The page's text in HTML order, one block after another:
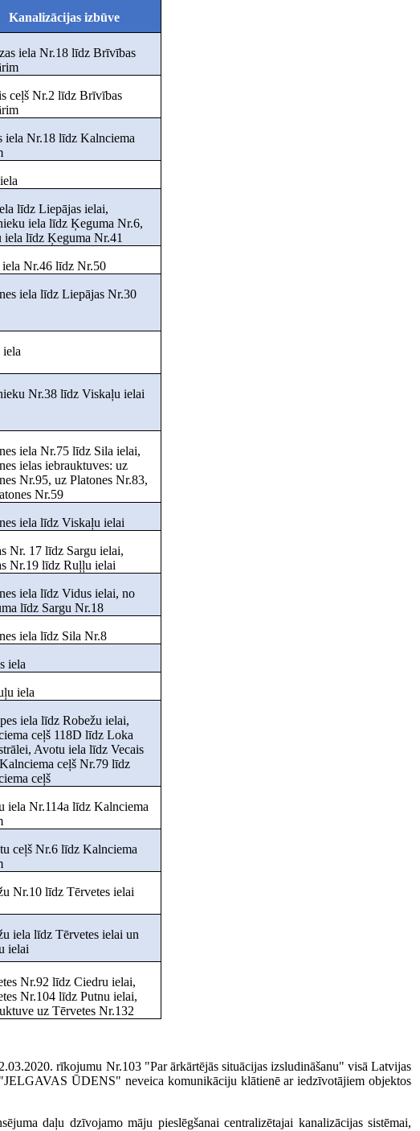
Kanalizācijas izbūve
iela Nr.18 līdz Brīvības
ceļš Nr.2 līdz Brīvības
iela Nr.18 līdz Kalnciema
līdz Liepājas ielai,
iela līdz Ķeguma Nr.6,
iela līdz Ķeguma Nr.41
Nr.46 līdz Nr.50
iela līdz Liepājas Nr.30
Nr.38 līdz Viskaļu ielai
iela Nr.75 līdz Sila ielai,
ielas iebrauktuves: uz
Nr.95, uz Platones Nr.83,
Nr.59
iela līdz Viskaļu ielai
Nr. 17 līdz Sargu ielai,
Nr.19 līdz Ruļļu ielai
iela līdz Vidus ielai, no
līdz Sargu Nr.18
iela līdz Sila Nr.8
iela
iela
iela līdz Robežu ielai,
ceļš 118D līdz Loka
Avotu iela līdz Vecais
ceļš Nr.79 līdz
ceļš
iela Nr.114a līdz Kalnciema
ceļš Nr.6 līdz Kalnciema
Nr.10 līdz Tērvetes ielai
iela līdz Tērvetes ielai un
ielai
Nr.92 līdz Ciedru ielai,
Nr.104 līdz Putnu ielai,
uz Tērvetes Nr.132
rīkojumu Nr.103 "Par ārkārtējās situācijas izsludināšanu" visā Latvijas
ŪDENS" neveica komunikāciju klātienē ar iedzīvotājiem objektos
daļu dzīvojamo māju pieslēgšanai centralizētajai kanalizācijas sistēmai,